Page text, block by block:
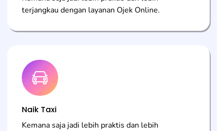
terjangkau dengan layanan Ojek Online.
Naik Taxi
Kemana saja jadi lebih praktis dan lebih